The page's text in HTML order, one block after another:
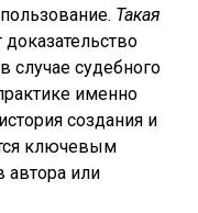
Такая
доказательство
случае судебного
именно
создания и
ключевым
автора или